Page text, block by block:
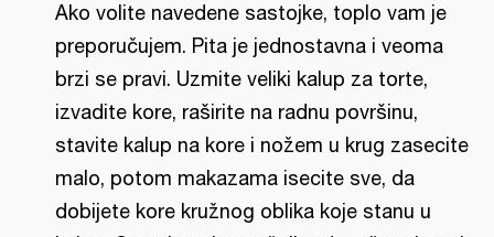
Ako volite navedene sastojke, toplo vam je
preporučujem. Pita je jednostavna i veoma
brzi se pravi. Uzmite veliki kalup za torte,
izvadite kore, raširite na radnu površinu,
stavite kalup na kore i nožem u krug zasecite
malo, potom makazama isecite sve, da
dobijete kore kružnog oblika koje stanu u